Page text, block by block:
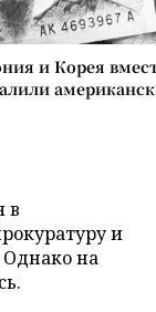
и Корея
в
и
на